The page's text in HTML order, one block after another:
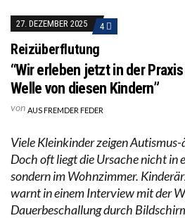
27. DEZEMBER 2025 4
Reizüberflutung
“Wir erleben jetzt in der
Welle von diesen Kindern”
von AUS FREMDER FEDER
Viele Kleinkinder zeigen
Doch oft liegt die Ursache nicht in
sondern im Wohnzimmer.
warnt in einem Interview mit der
Dauerbeschallung durch